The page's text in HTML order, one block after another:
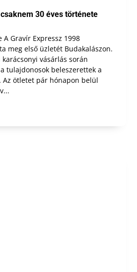
30 éves története
A Gravír Expressz 1998
meg első üzletét Budakalászon.
vásárlás során
tulajdonosok beleszerettek a
Az ötletet pár hónapon belül